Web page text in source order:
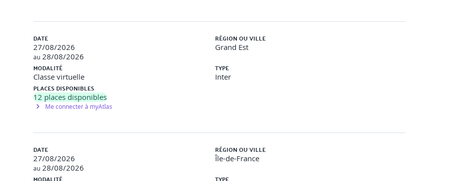
déni de service, avec rôle de chacun dans la réponse
outil collectif et non seulement technique
pour préserver la confiance (autorités, partenaires, clients, médias)
IR/DFIR) : développer une relation de confiance avant la crise
Mise en situation d’un COMEX confronté à une attaque et la posture de leadership adoptée, avec un focus sur la prise
cybersécurité
comme levier de diffusion culturelle
DATE
27/08/2026
au 28/08/2026
RÉGION OU VILLE
Grand Est
MODALITÉ
Classe virtuelle
TYPE
Inter
PLACES DISPONIBLES
12 places disponibles
Me connecter à myAtlas
DATE
27/08/2026
au 28/08/2026
RÉGION OU VILLE
Île-de-France